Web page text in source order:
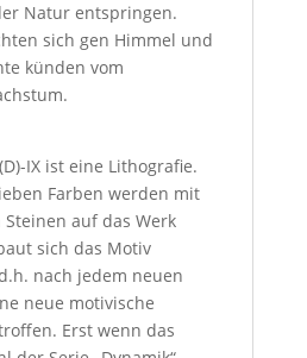
Natur entspringen.
sich gen Himmel und
künden vom
IX ist eine Lithografie.
Farben werden mit
auf das Werk
sich das Motiv
nach jedem neuen
neue motivische
Erst wenn das